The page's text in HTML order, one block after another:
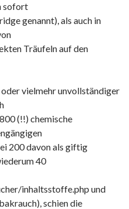
sofort
genannt), als auch in
Träufeln auf den
vielmehr unvollständiger
(!!) chemische
200 davon als giftig
40
inhaltsstoffe.php und
schien die